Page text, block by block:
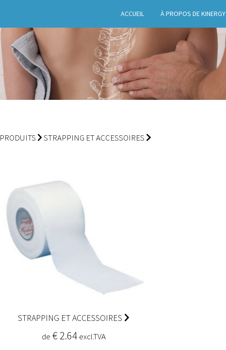
ACCUEIL À PROPOS DE KINERGY
PRODUITS STRAPPING ET ACCESSOIRES
STRAPPING ET ACCESSOIRES
de € 2.64 excl.TVA